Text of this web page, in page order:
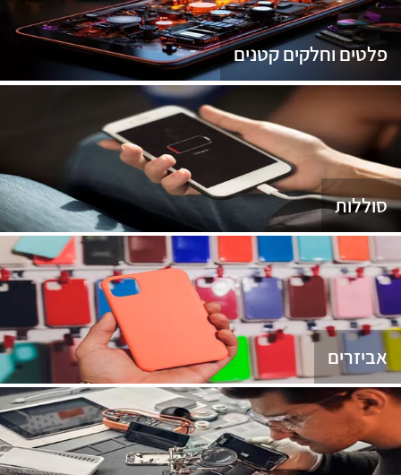
פלטים וחלקים קטנים
סוללות
אביזרים